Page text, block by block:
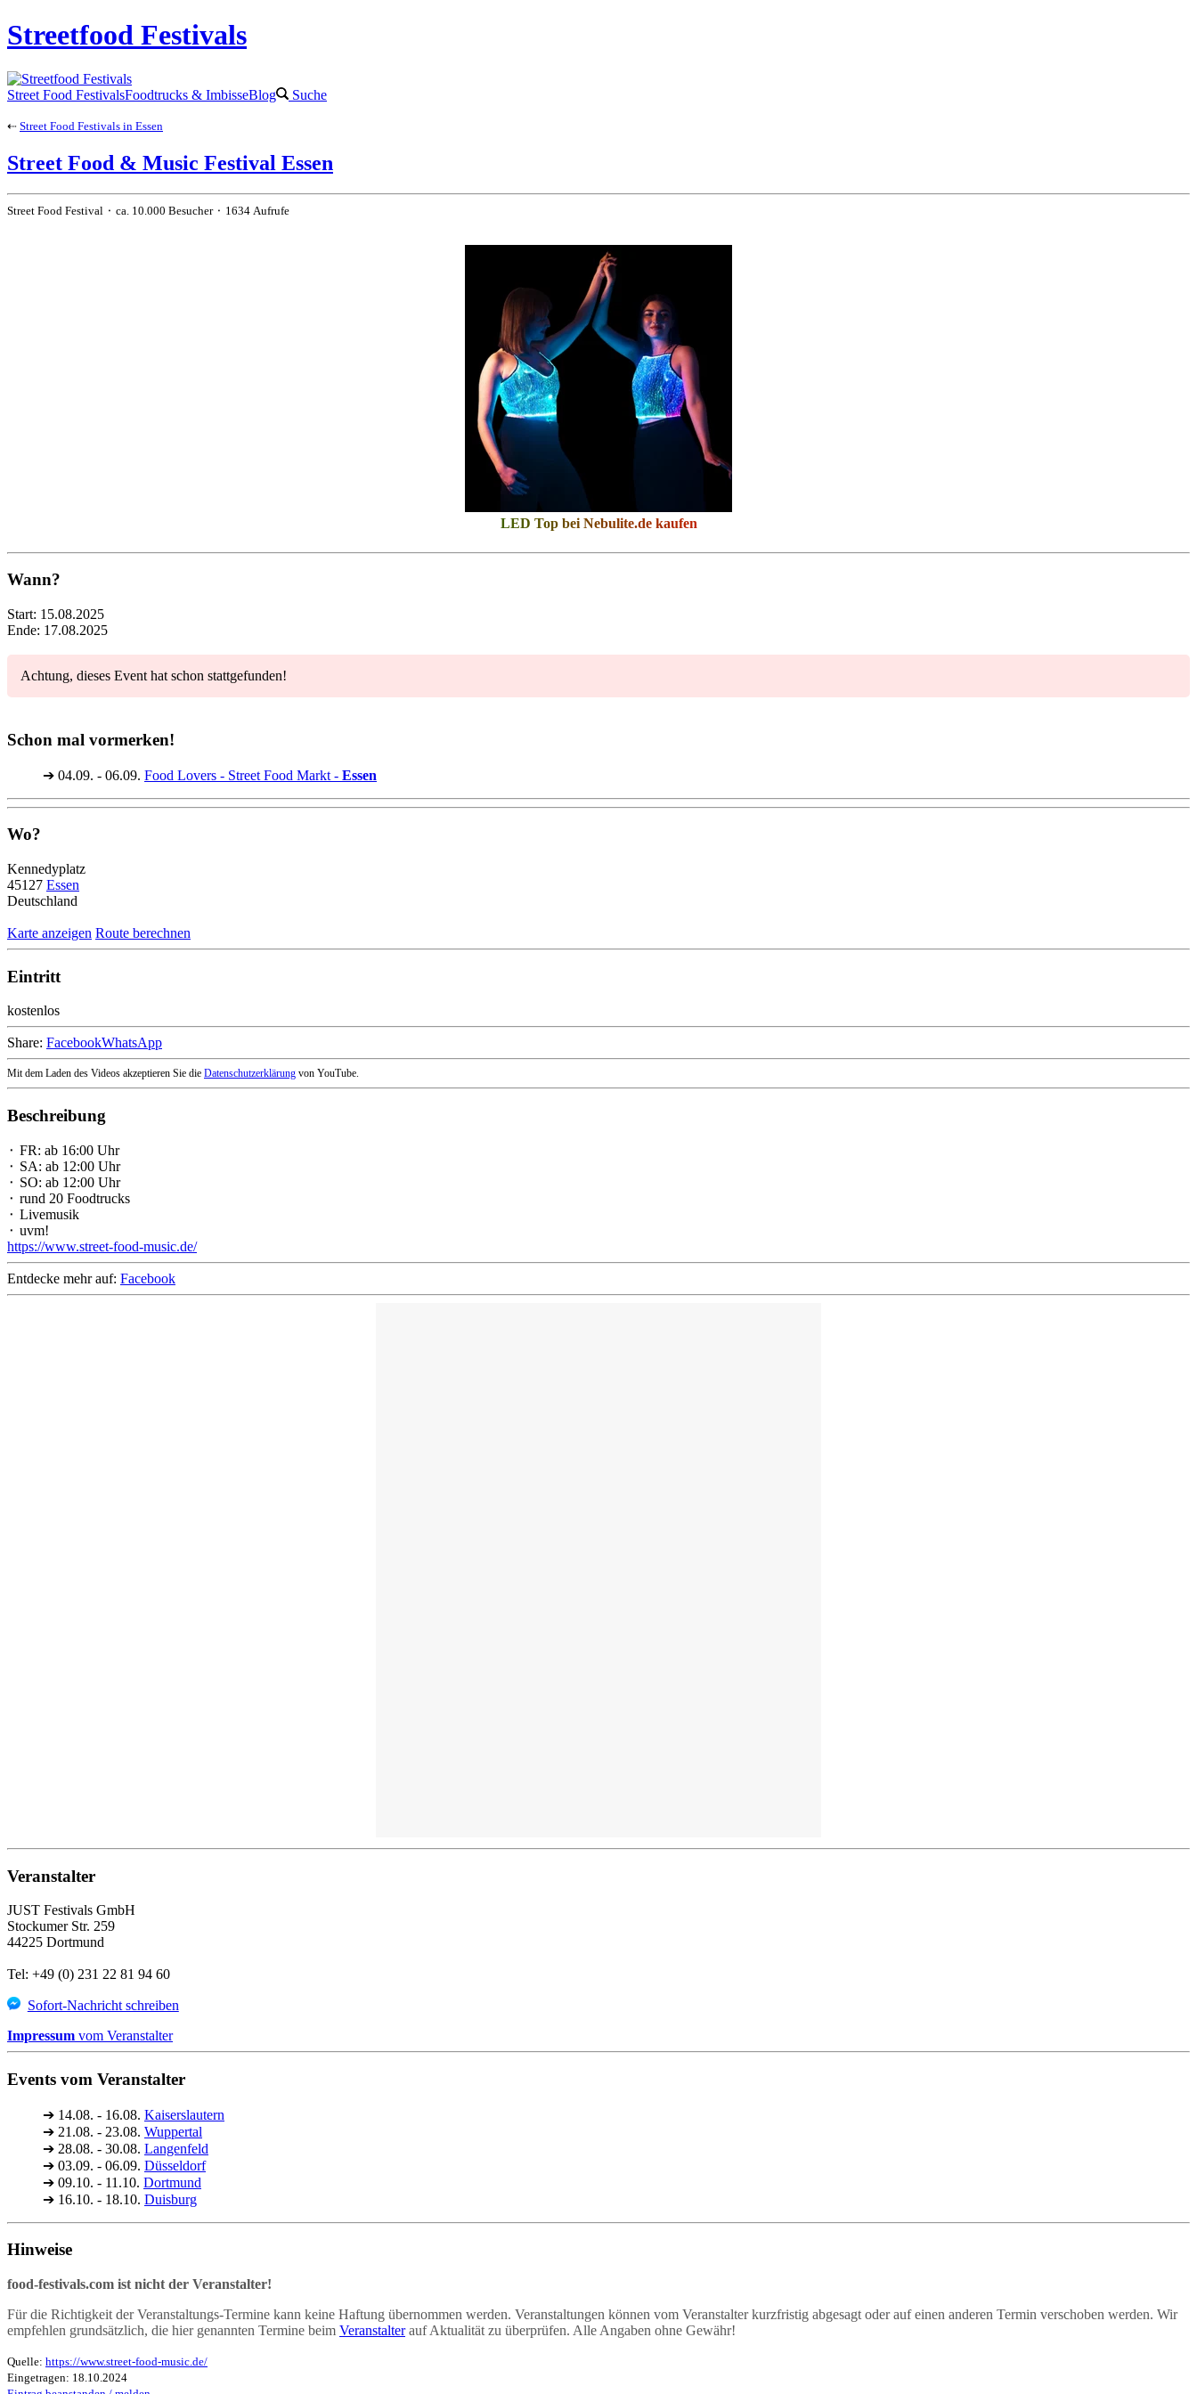
Streetfood Festivals
Street Food FestivalsFoodtrucks & ImbisseBlog Suche
⇠ Street Food Festivals in Essen
Street Food & Music Festival Essen
Street Food Festival ⬝ ca. 10.000 Besucher ⬝ 1634 Aufrufe
LED Top bei Nebulite.dekaufen
Wann?
Start: 15.08.2025
Ende: 17.08.2025
Achtung, dieses Event hat schon stattgefunden!
Schon mal vormerken!
➔ 04.09. - 06.09. Food Lovers - Street Food Markt - Essen
Wo?
Kennedyplatz
45127 Essen
Deutschland
Karte anzeigen Route berechnen
Eintritt
kostenlos
Share: FacebookWhatsApp
Mit dem Laden des Videos akzeptieren Sie die Datenschutzerklärung von YouTube.
Beschreibung
⬝ FR: ab 16:00 Uhr
⬝ SA: ab 12:00 Uhr
⬝ SO: ab 12:00 Uhr
⬝ rund 20 Foodtrucks
⬝ Livemusik
⬝ uvm!
https://www.street-food-music.de/
Entdecke mehr auf: Facebook
Veranstalter
JUST Festivals GmbH
Stockumer Str. 259
44225 Dortmund
Tel: +49 (0) 231 22 81 94 60
Sofort-Nachricht schreiben
Impressum vom Veranstalter
Events vom Veranstalter
➔ 14.08. - 16.08. Kaiserslautern
➔ 21.08. - 23.08. Wuppertal
➔ 28.08. - 30.08. Langenfeld
➔ 03.09. - 06.09. Düsseldorf
➔ 09.10. - 11.10. Dortmund
➔ 16.10. - 18.10. Duisburg
Hinweise
food-festivals.com ist nicht der Veranstalter!
Für die Richtigkeit der Veranstaltungs-Termine kann keine Haftung übernommen werden. Veranstaltungen können vom Veranstalter kurzfristig abgesagt oder auf einen anderen Termin verschoben werden. Wir
empfehlen grundsätzlich, die hier genannten Termine beim Veranstalterauf Aktualität zu überprüfen. Alle Angaben ohne Gewähr!
Quelle: https://www.street-food-music.de/
Eingetragen: 18.10.2024